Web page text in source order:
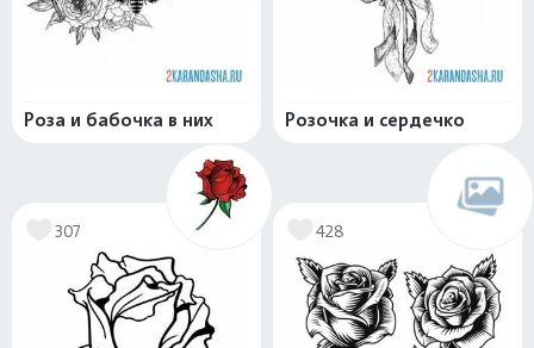
Роза и бабочка в них Розочка и сердечко
307 428